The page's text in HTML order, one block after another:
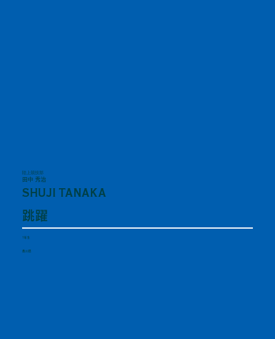
陸上競技部
田中 秀治
SHUJI TANAKA
跳躍
1年生
香川県